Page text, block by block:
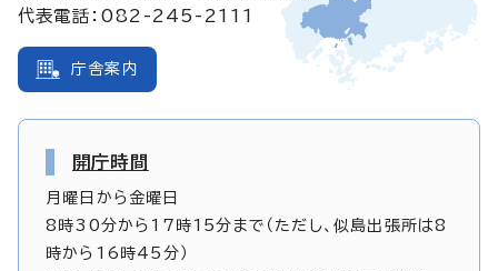
代表電話：082-245-2111
庁舎案内
開庁時間
月曜日から金曜日
8時30分から17時15分まで（ただし、似島出張所は8
時から16時45分）